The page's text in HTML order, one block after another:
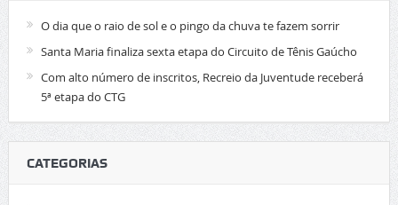
O dia que o raio de sol e o pingo da chuva te fazem sorrir
Santa Maria finaliza sexta etapa do Circuito de Tênis Gaúcho
Com alto número de inscritos, Recreio da Juventude receberá
5ª etapa do CTG
CATEGORIAS